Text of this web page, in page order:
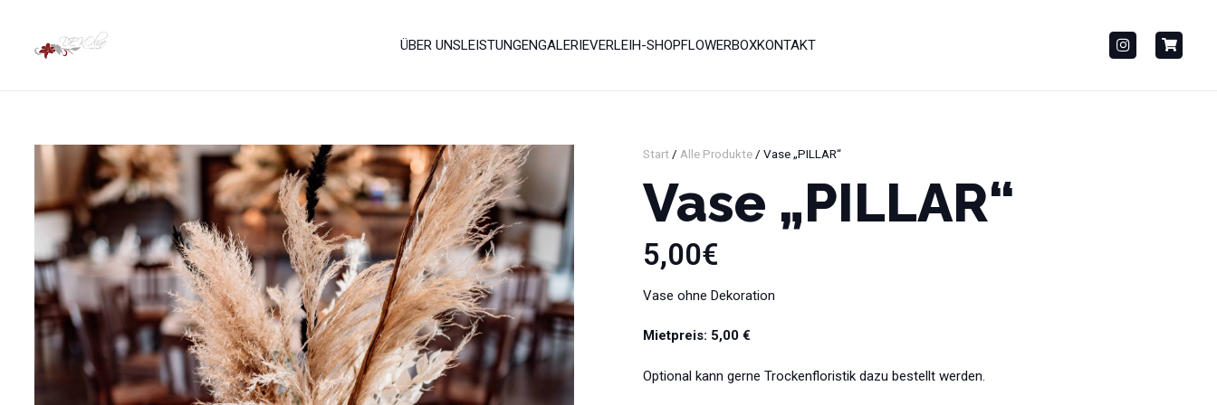
ÜBER UNSLEISTUNGENGALERIEVERLEIH-SHOPFLOWERBOXKONTAKT
Start / Alle Produkte / Vase „PILLAR“
Vase „PILLAR“
5,00€
Vase ohne Dekoration
Mietpreis: 5,00 €
Optional kann gerne Trockenfloristik dazu bestellt werden.